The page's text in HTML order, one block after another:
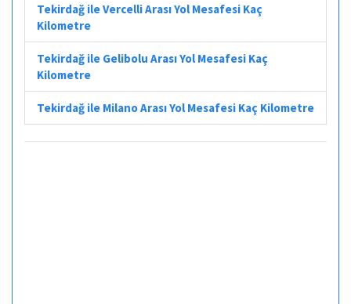
Tekirdağ ile Vercelli Arası Yol Mesafesi Kaç
Kilometre
Tekirdağ ile Gelibolu Arası Yol Mesafesi Kaç
Kilometre
Tekirdağ ile Milano Arası Yol Mesafesi Kaç Kilometre